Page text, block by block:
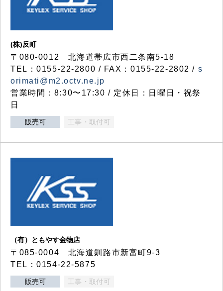
(株)反町
〒080-0012 北海道帯広市西二条南5-18
TEL：0155-22-2800 / FAX：0155-22-2802 / s
orimati@m2.octv.ne.jp
営業時間：8:30〜17:30 / 定休日：日曜日・祝祭
日
販売可 工事・取付可
（有）ともやす金物店
〒085-0004 北海道釧路市新富町9-3
TEL：0154-22-5875
販売可 工事・取付可